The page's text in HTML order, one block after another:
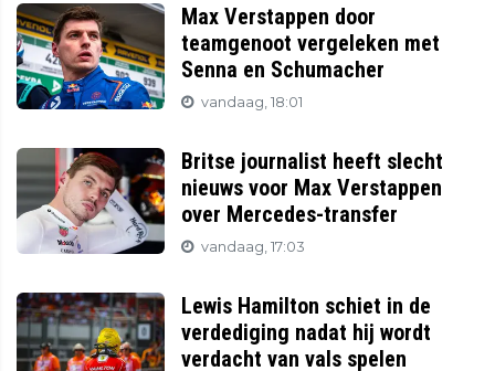
Max Verstappen door
teamgenoot vergeleken met
Senna en Schumacher
vandaag, 18:01
Britse journalist heeft slecht
nieuws voor Max Verstappen
over Mercedes-transfer
vandaag, 17:03
Lewis Hamilton schiet in de
verdediging nadat hij wordt
verdacht van vals spelen